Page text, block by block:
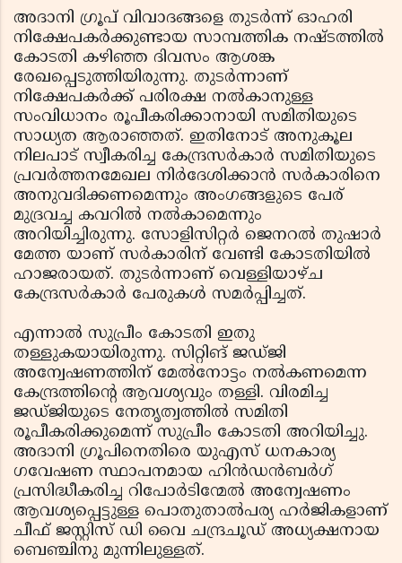
അദാനി ഗ്രൂപ് വിവാദങ്ങളെ തുടര്‍ന്ന് ഓഹരി
നിക്ഷേപകര്‍ക്കുണ്ടായ സാമ്പത്തിക നഷ്ടത്തില്‍
കോടതി കഴിഞ്ഞ ദിവസം ആശങ്ക
രേഖപ്പെടുത്തിയിരുന്നു. തുടര്‍ന്നാണ്
നിക്ഷേപകര്‍ക്ക് പരിരക്ഷ നല്‍കാനുള്ള
സംവിധാനം രൂപീകരിക്കാനായി സമിതിയുടെ
സാധ്യത ആരാഞ്ഞത്. ഇതിനോട് അനുകൂല
നിലപാട് സ്വീകരിച്ച കേന്ദ്രസര്‍കാര്‍ സമിതിയുടെ
പ്രവര്‍ത്തനമേഖല നിര്‍ദേശിക്കാന്‍ സര്‍കാരിനെ
അനുവദിക്കണമെന്നും അംഗങ്ങളുടെ പേര്
മുദ്രവച്ച കവറില്‍ നല്‍കാമെന്നും
അറിയിച്ചിരുന്നു. സോളിസിറ്റര്‍ ജെനറല്‍ തുഷാര്‍
മേത്ത യാണ് സര്‍കാരിന് വേണ്ടി കോടതിയില്‍
ഹാജരായത്. തുടര്‍ന്നാണ് വെള്ളിയാഴ്ച
കേന്ദ്രസര്‍കാര്‍ പേരുകള്‍ സമര്‍പ്പിച്ചത്.
എന്നാല്‍ സുപ്രീം കോടതി ഇതു
തള്ളുകയായിരുന്നു. സിറ്റിങ് ജഡ്ജി
അന്വേഷണത്തിന് മേല്‍നോട്ടം നല്‍കണമെന്ന
കേന്ദ്രത്തിന്റെ ആവശ്യവും തള്ളി. വിരമിച്ച
ജഡ്ജിയുടെ നേതൃത്വത്തില്‍ സമിതി
രൂപീകരിക്കുമെന്ന് സുപ്രീം കോടതി അറിയിച്ചു.
അദാനി ഗ്രൂപിനെതിരെ യുഎസ് ധനകാര്യ
ഗവേഷണ സ്ഥാപനമായ ഹിന്‍ഡന്‍ബര്‍ഗ്
പ്രസിദ്ധീകരിച്ച റിപോര്‍ടിന്മേല്‍ അന്വേഷണം
ആവശ്യപ്പെട്ടുള്ള പൊതുതാല്‍പര്യ ഹര്‍ജികളാണ്
ചീഫ് ജസ്റ്റിസ് ഡി വൈ ചന്ദ്രചൂഡ് അധ്യക്ഷനായ
ബെഞ്ചിനു മുന്നിലുള്ളത്.